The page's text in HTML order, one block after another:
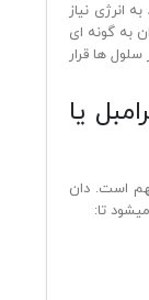
انرژی نیاز
به گونه‌ ای
ها قرار
یا
بسیار مهم است. دان
تا: